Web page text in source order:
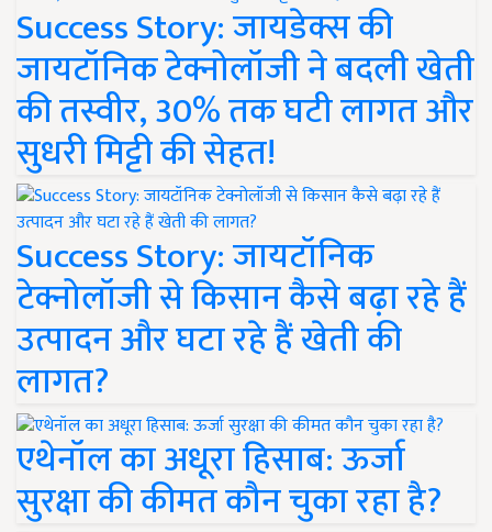
Success Story: जायडेक्स की
जायटॉनिक टेक्नोलॉजी ने बदली खेती
की तस्वीर, 30% तक घटी लागत और
सुधरी मिट्टी की सेहत!
Success Story: जायटॉनिक
टेक्नोलॉजी से किसान कैसे बढ़ा रहे हैं
उत्पादन और घटा रहे हैं खेती की
लागत?
एथेनॉल का अधूरा हिसाब: ऊर्जा
सुरक्षा की कीमत कौन चुका रहा है?